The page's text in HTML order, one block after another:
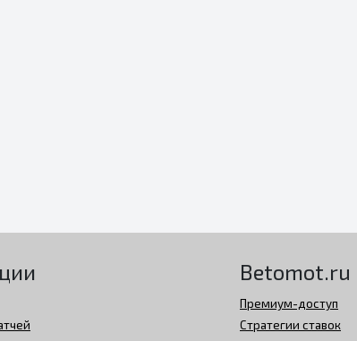
Betomot.ru
Премиум-доступ
Стратегии ставок